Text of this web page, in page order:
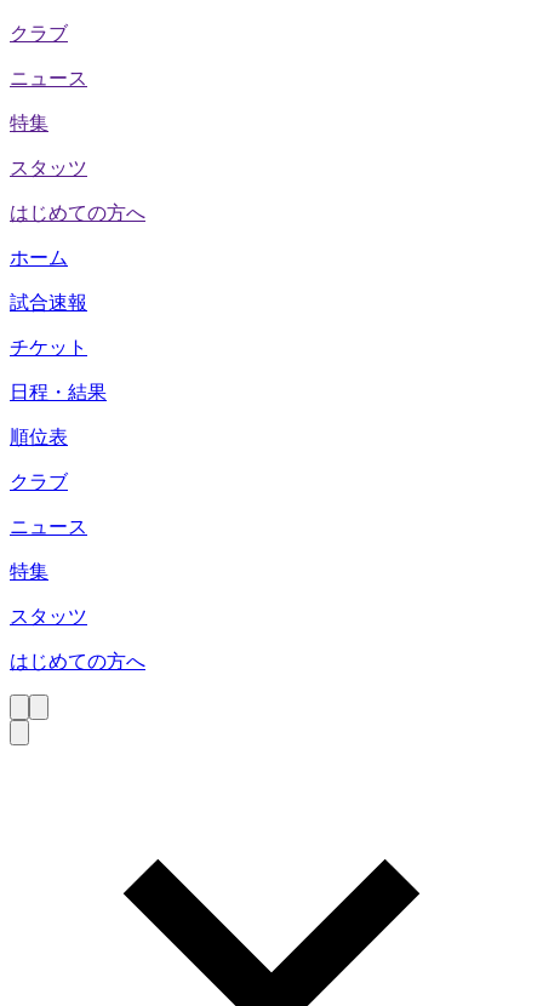
クラブ
ニュース
特集
スタッツ
はじめての方へ
ホーム
試合速報
チケット
日程・結果
順位表
クラブ
ニュース
特集
スタッツ
はじめての方へ